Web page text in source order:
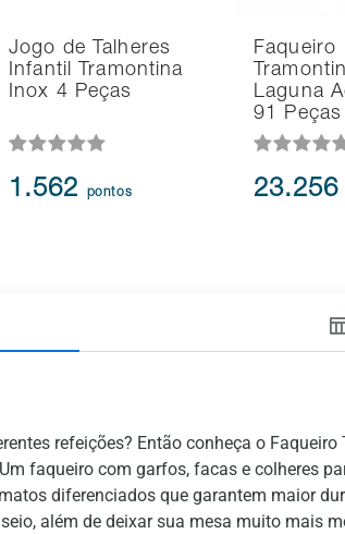
Jogo de Talheres
Infantil Tramontina
Inox 4 Peças
1.562 pontos
Faqueiro
Laguna
91 Peças
refeições? Então conheça o
faqueiro com garfos, facas e colheres
diferenciados que garantem maior
além de deixar sua mesa muito mais